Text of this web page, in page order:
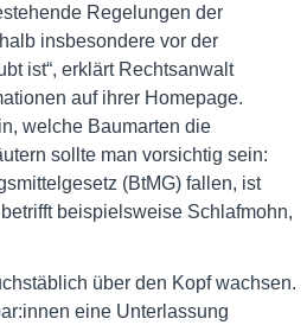
Regelungen der
insbesondere vor der
ist“, erklärt Rechtsanwalt
auf ihrer Homepage.
welche Baumarten die
sollte man vorsichtig sein:
(BtMG) fallen, ist
beispielsweise Schlafmohn,
über den Kopf wachsen.
eine Unterlassung